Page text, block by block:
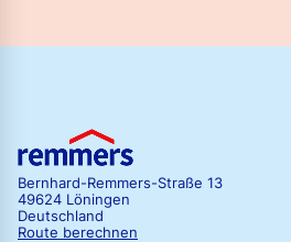
Bernhard-Remmers-Straße 13
49624 Löningen
Deutschland
Route berechnen